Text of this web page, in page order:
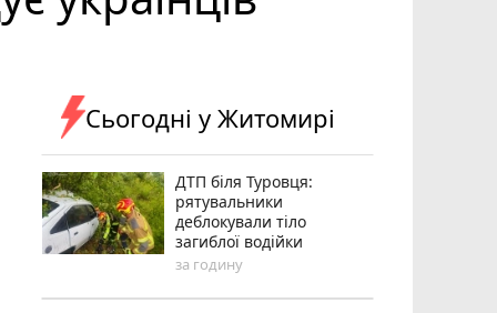
Сьогодні у Житомирі
ДТП біля Туровця:
рятувальники
деблокували тіло
загиблої водійки
за годину